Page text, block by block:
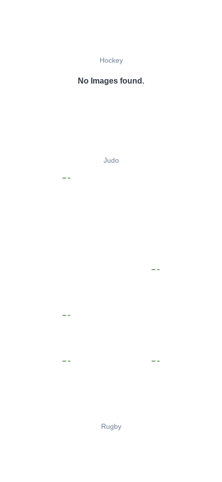
Hockey
No Images found.
Judo
Rugby